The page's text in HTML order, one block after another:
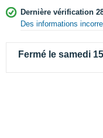
Dernière vérification
Des informations
Fermé le samedi